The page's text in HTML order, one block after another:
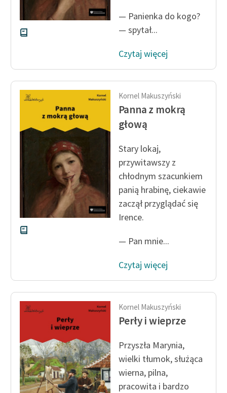
— Panienka do kogo?
— spytał...
Czytaj więcej
Kornel Makuszyński
Panna z mokrą
głową
Stary lokaj,
przywitawszy z
chłodnym szacunkiem
panią hrabinę, ciekawie
zaczął przyglądać się
Irence.
— Pan mnie...
Czytaj więcej
Kornel Makuszyński
Perły i wieprze
Przyszła Marynia,
wielki tłumok, służąca
wierna, pilna,
pracowita i bardzo